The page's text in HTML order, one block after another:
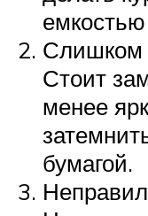
Слишком
Стоит
менее
бумагой.